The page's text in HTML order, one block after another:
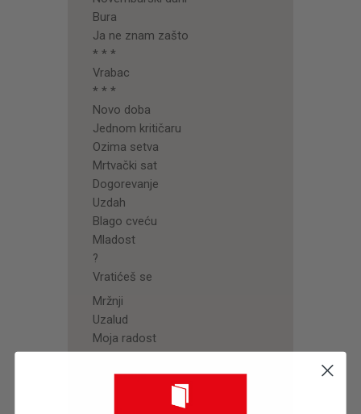
Bura
Ja ne znam zašto
* * *
Vrabac
* * *
Novo doba
Jednom kritičaru
Ozima setva
Mrtvački sat
Dogorevanje
Uzdah
Blago cveću
Mladost
?
Vratićeš se
Mržnji
Uzalud
Moja radost
Slavuj
Srce moje